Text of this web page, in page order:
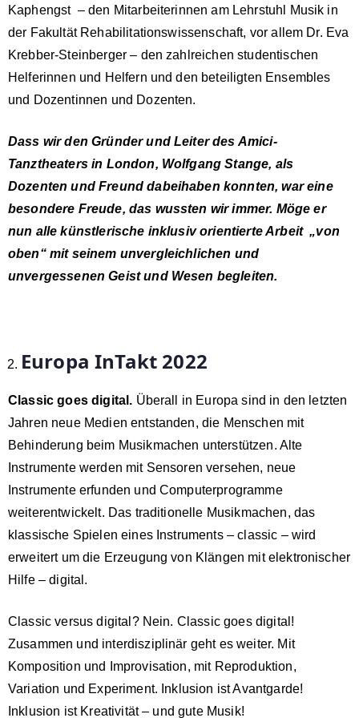
Kaphengst – den Mitarbeiterinnen am Lehrstuhl Musik in
der Fakultät Rehabilitationswissenschaft, vor allem Dr. Eva
Krebber-Steinberger – den zahlreichen studentischen
Helferinnen und Helfern und den beteiligten Ensembles
und Dozentinnen und Dozenten.
Dass wir den Gründer und Leiter des Amici-
Tanztheaters in London, Wolfgang Stange, als
Dozenten und Freund dabeihaben konnten, war eine
besondere Freude, das wussten wir immer. Möge er
nun alle künstlerische inklusiv orientierte Arbeit „von
oben“ mit seinem unvergleichlichen und
unvergessenen Geist und Wesen begleiten.
Europa InTakt 2022
Classic goes digital. Überall in Europa sind in den letzten
Jahren neue Medien entstanden, die Menschen mit
Behinderung beim Musikmachen unterstützen. Alte
Instrumente werden mit Sensoren versehen, neue
Instrumente erfunden und Computerprogramme
weiterentwickelt. Das traditionelle Musikmachen, das
klassische Spielen eines Instruments – classic – wird
erweitert um die Erzeugung von Klängen mit elektronischer
Hilfe – digital.
Classic versus digital? Nein. Classic goes digital!
Zusammen und interdisziplinär geht es weiter. Mit
Komposition und Improvisation, mit Reproduktion,
Variation und Experiment. Inklusion ist Avantgarde!
Inklusion ist Kreativität – und gute Musik!